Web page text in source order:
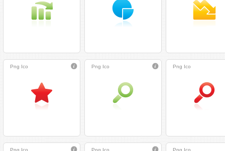
Png Ico Png Ico Png Ico
Png Ico Png Ico Png Ico